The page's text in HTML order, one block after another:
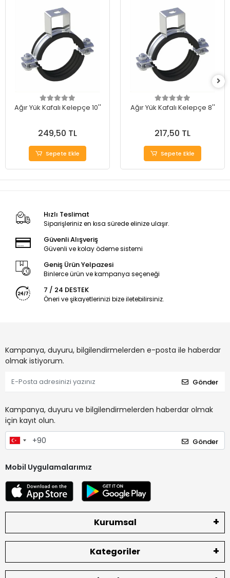
Ağır Yük Kafalı Kelepçe 10''
249,50 TL
Sepete Ekle
Ağır Yük Kafalı Kelepçe 8''
217,50 TL
Sepete Ekle
Hızlı Teslimat
Siparişleriniz en kısa sürede elinize ulaşır.
Güvenli Alışveriş
Güvenli ve kolay ödeme sistemi
Geniş Ürün Yelpazesi
Binlerce ürün ve kampanya seçeneği
7 / 24 DESTEK
Öneri ve şikayetlerinizi bize iletebilirsiniz.
Kampanya, duyuru, bilgilendirmelerden e-posta ile haberdar
olmak istiyorum.
Gönder
Kampanya, duyuru ve bilgilendirmelerden haberdar olmak
için kayıt olun.
Gönder
Mobil Uygulamalarımız
Kurumsal
Kategoriler